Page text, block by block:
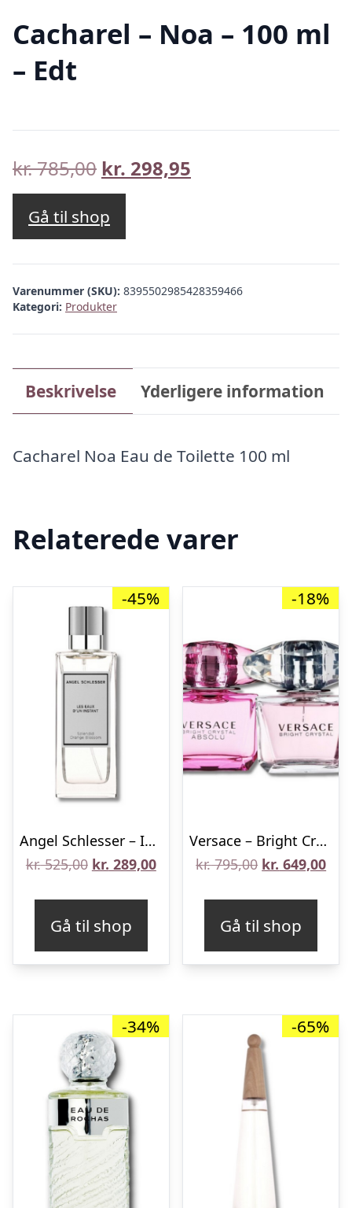
Cacharel – Noa – 100 ml
– Edt
kr.785,00 Den
oprindelige
pris
var:
kr. 785,00.
kr. 298,95
kr. 298,95.
Gå til shop
Varenummer (SKU): 8395502985428359466
Kategori: Produkter
Beskrivelse Yderligere information
Cacharel Noa Eau de Toilette 100 ml
Relaterede varer
-45%
Angel Schlesser – Instant Splendid Orange Blossom – 100 ml – Edt
kr.525,00 Den
kr. 525,00.
kr. 289,00Den
kr. 289,00.
Gå til shop
-18%
Versace – Bright Crystal & Absolu Gaveæske – 2 x 30 ml
kr.795,00 Den
kr. 795,00.
kr. 649,00Den
kr.
Gå til shop
-34% -65%